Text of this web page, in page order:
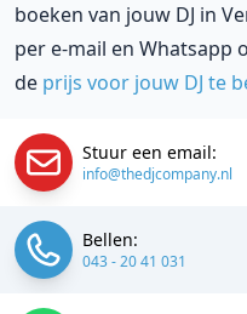
boeken van jouw DJ in
per e-mail en Whatsapp
de prijs voor jouw DJ te
Stuur een email:
info@thedjcompany.nl
Bellen:
043 - 20 41 031